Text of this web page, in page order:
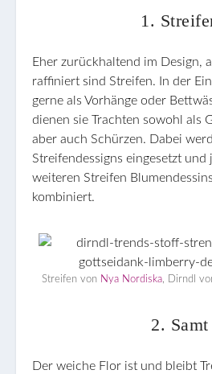
1.
Eher zurückhaltend im Design,
raffiniert sind Streifen. In der
gerne als Vorhänge oder
dienen sie Trachten sowohl als
aber auch Schürzen. Dabei
Streifendessigns eingesetzt und
weiteren Streifen
kombiniert.
Streifen von Nya Nordiska, Dirndl
2. Samt
Der weiche Flor ist und bleibt